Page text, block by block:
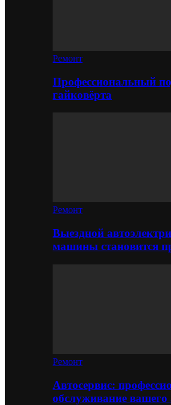
Ремонт
Профессиональный
гайковёрта
Ремонт
Выездной
машины становится
Ремонт
Автосервис:
обслуживание вашего